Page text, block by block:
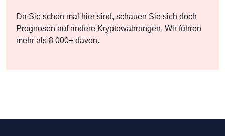
Da Sie schon mal hier sind, schauen Sie sich doch
Prognosen auf andere Kryptowährungen. Wir führen
mehr als 8 000+ davon.